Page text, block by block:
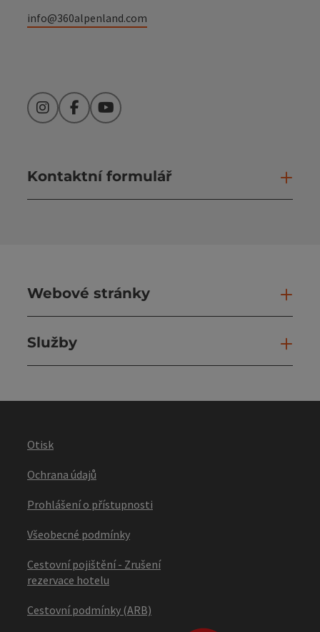
info@360alpenland.com
InstagramFacebookYouTube
Kontaktní formulář
Webové stránky
Služby
Otisk
Ochrana údajů
Prohlášení o přístupnosti
Všeobecné podmínky
Cestovní pojištění - Zrušení
rezervace hotelu
Cestovní podmínky (ARB)